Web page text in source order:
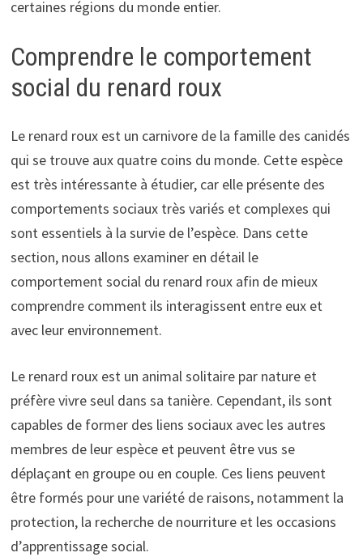
certaines régions du monde entier.
Comprendre le comportement
social du renard roux
Le renard roux est un carnivore de la famille des canidés
qui se trouve aux quatre coins du monde. Cette espèce
est très intéressante à étudier, car elle présente des
comportements sociaux très variés et complexes qui
sont essentiels à la survie de l’espèce. Dans cette
section, nous allons examiner en détail le
comportement social du renard roux afin de mieux
comprendre comment ils interagissent entre eux et
avec leur environnement.
Le renard roux est un animal solitaire par nature et
préfère vivre seul dans sa tanière. Cependant, ils sont
capables de former des liens sociaux avec les autres
membres de leur espèce et peuvent être vus se
déplaçant en groupe ou en couple. Ces liens peuvent
être formés pour une variété de raisons, notamment la
protection, la recherche de nourriture et les occasions
d’apprentissage social.